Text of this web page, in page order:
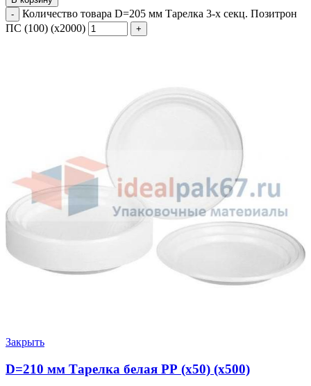
Количество товара D=205 мм Тарелка 3-х секц. Позитрон
ПС (100) (х2000)
Закрыть
D=210 мм Тарелка белая PР (х50) (х500)